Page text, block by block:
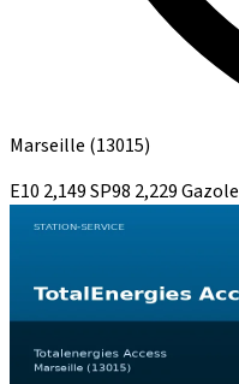
Marseille (13015)
E10 2,149SP98 2,229Gazole